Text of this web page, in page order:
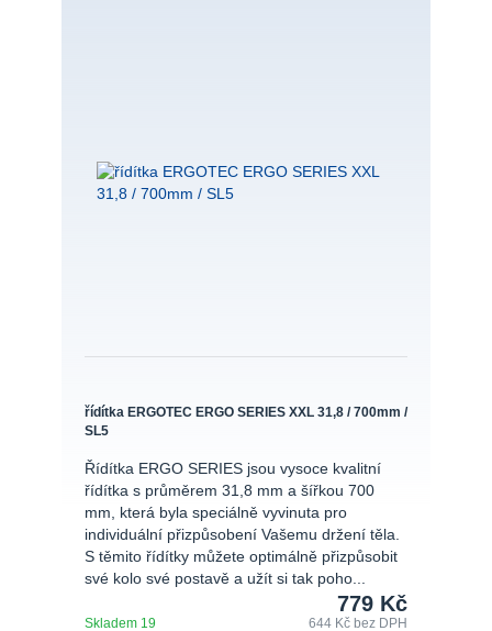
řídítka ERGOTEC ERGO SERIES XXL 31,8 / 700mm /
SL5
Řídítka ERGO SERIES jsou vysoce kvalitní
řídítka s průměrem 31,8 mm a šířkou 700
mm, která byla speciálně vyvinuta pro
individuální přizpůsobení Vašemu držení těla.
S těmito řídítky můžete optimálně přizpůsobit
své kolo své postavě a užít si tak poho...
779 Kč
644 Kčbez DPH
Skladem 19